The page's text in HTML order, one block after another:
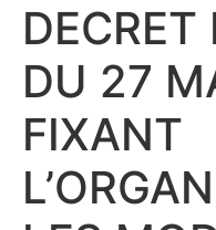
DU 27
FIXANT